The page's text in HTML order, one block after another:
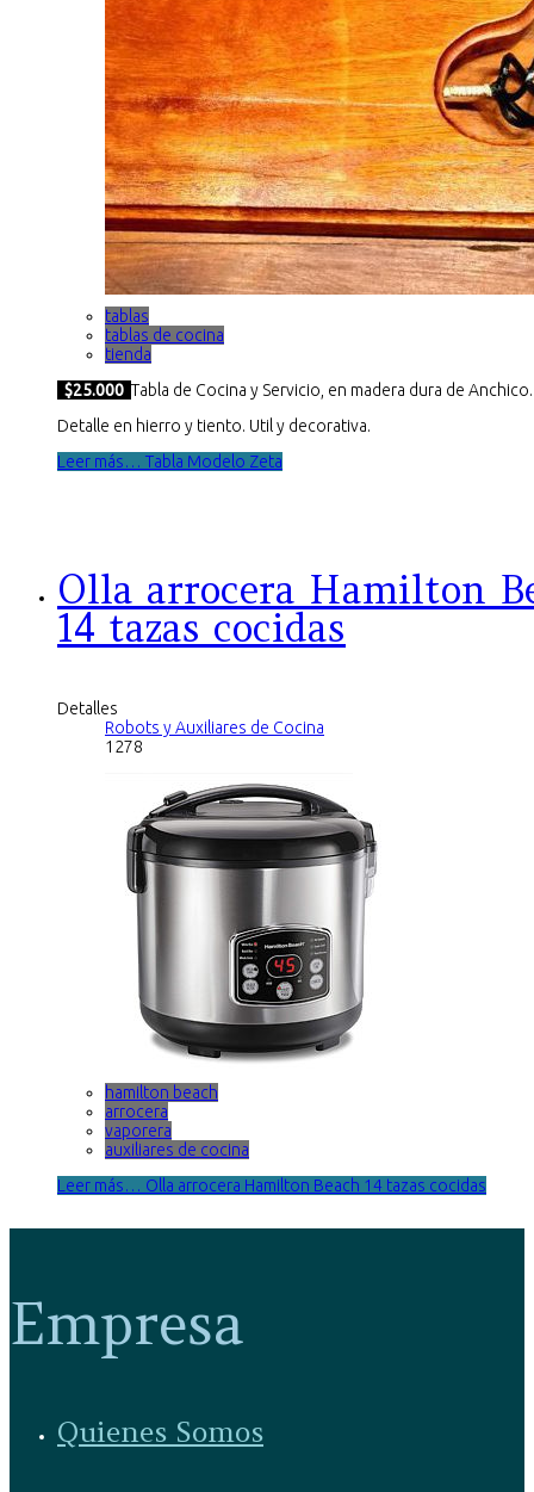
tablas
tablas de cocina
tienda
$25.000 Tabla de Cocina y Servicio, en madera dura de Anchico.
Detalle en hierro y tiento. Util y decorativa.
Leer más… Tabla Modelo Zeta
Olla arrocera Hamilton
14 tazas cocidas
Detalles
Robots y Auxiliares de Cocina
1278
hamilton beach
arrocera
vaporera
auxiliares de cocina
Leer más… Olla arrocera Hamilton Beach 14 tazas cocidas
Empresa
Quienes Somos